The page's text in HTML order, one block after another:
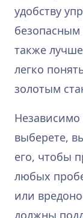
удобству
также
легко
золотым
Независимо
выберете,
его, чтобы
любых
или